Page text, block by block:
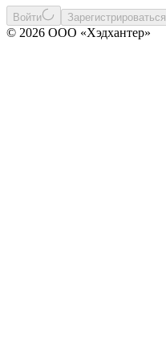
Войти Зарегистрироваться
© 2026 ООО «Хэдхантер»